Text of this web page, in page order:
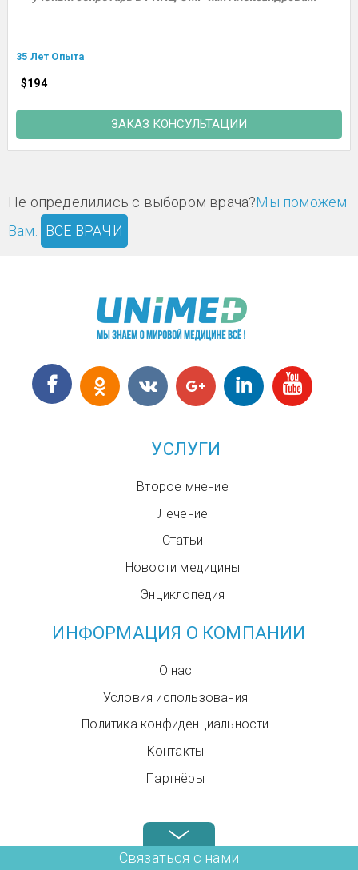
35 Лет Опыта
$194
ЗАКАЗ КОНСУЛЬТАЦИИ
Не определились с выбором врача?Мы поможем
Вам. ВСЕ ВРАЧИ
УСЛУГИ
Второе мнение
Лечение
Статьи
Новости медицины
Энциклопедия
ИНФОРМАЦИЯ О КОМПАНИИ
О нас
Условия использования
Политика конфиденциальности
Контакты
Партнёры
Звоните нам в любое время: +972.4.6899580
Связаться с нами